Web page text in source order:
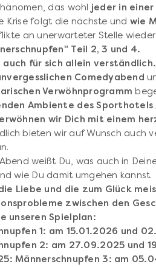
das wohl jeder in
Krise folgt die nächste und wie
an unerwarteter Stelle
Teil 2, 3 und 4.
für sich allein verständlich.
Comedyabend
Verwöhnprogramm
Ambiente des
wir Dich mit einem
bieten wir auf Wunsch auch
weißt Du, was auch in
wie Du damit umgehen kannst.
Liebe und die zum Glück
zwischen den
unseren Spielplan:
1: am 15.01.2026 und
2: am 27.09.2025 und
Männerschnupfen 3: am